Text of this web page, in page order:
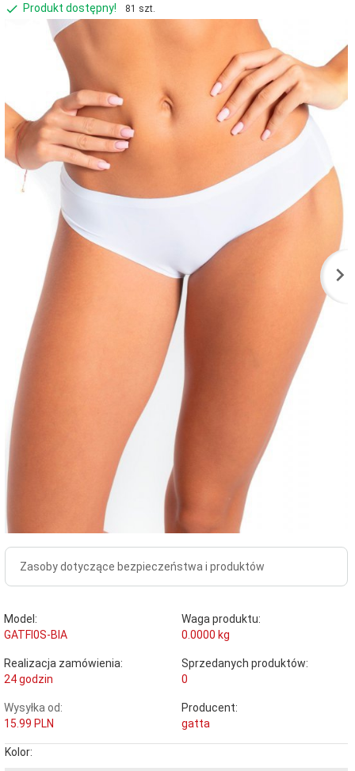
Produkt dostępny! 81 szt.
Zasoby dotyczące bezpieczeństwa i produktów
Model:
GATFI0S-BIA
Waga produktu:
0.0000 kg
Realizacja zamówienia:
24 godzin
Sprzedanych produktów:
0
Wysyłka od:
15.99 PLN
Producent:
gatta
Kolor: